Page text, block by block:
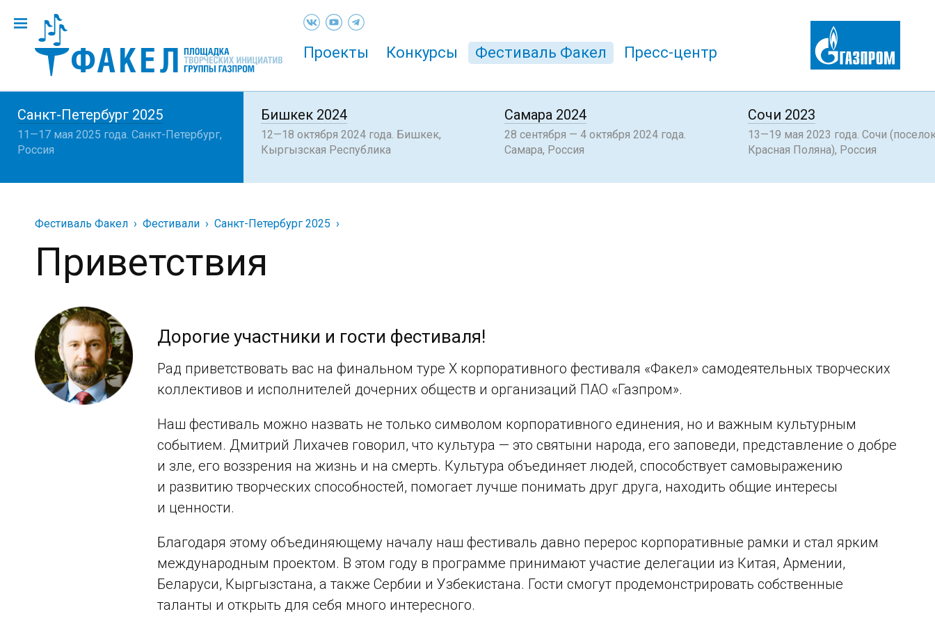
Проекты Конкурсы Фестиваль Факел Пресс-центр
Санкт-Петербург 2025
11—17 мая 2025 года. Санкт-Петербург,
Россия
Бишкек 2024
12—18 октября 2024 года. Бишкек,
Кыргызская Республика
Самара 2024
28 сентября — 4 октября 2024 года.
Самара, Россия
Сочи 2023
13—19 мая 2023 года. Сочи
Красная Поляна), Россия
Фестиваль Факел Фестивали Санкт-Петербург 2025
Приветствия
Дорогие участники и гости фестиваля!
Рад приветствовать вас на финальном туре X корпоративного фестиваля «Факел» самодеятельных творческих
коллективов и исполнителей дочерних обществ и организаций ПАО «Газпром».
Наш фестиваль можно назвать не только символом корпоративного единения, но и важным культурным
событием. Дмитрий Лихачев говорил, что культура — это святыни народа, его заповеди, представление о добре
и зле, его воззрения на жизнь и на смерть. Культура объединяет людей, способствует самовыражению
и развитию творческих способностей, помогает лучше понимать друг друга, находить общие интересы
и ценности.
Благодаря этому объединяющему началу наш фестиваль давно перерос корпоративные рамки и стал ярким
международным проектом. В этом году в программе принимают участие делегации из Китая, Армении,
Беларуси, Кыргызстана, а также Сербии и Узбекистана. Гости смогут продемонстрировать собственные
таланты и открыть для себя много интересного.